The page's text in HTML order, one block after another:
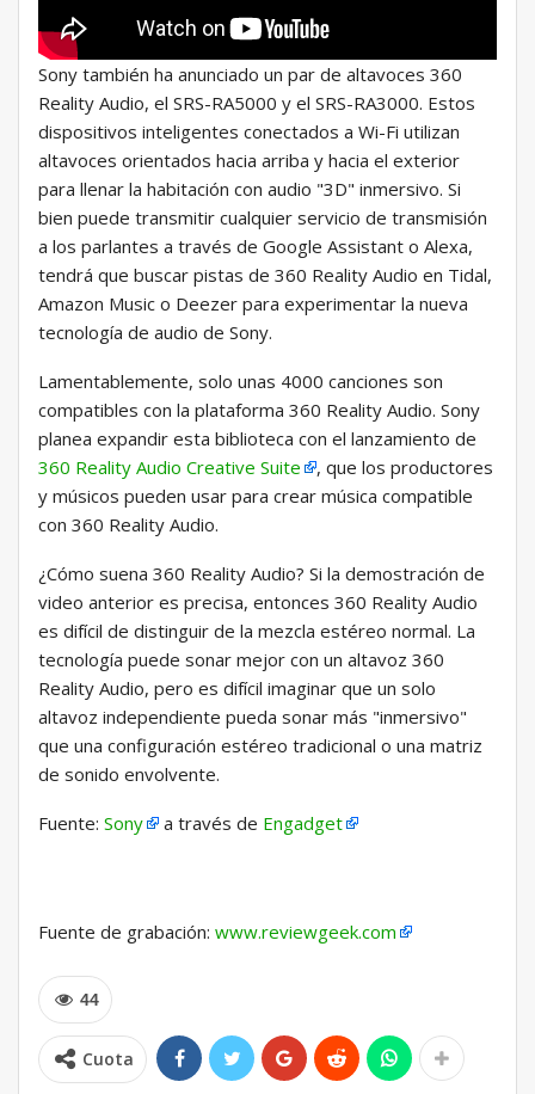
Sony también ha anunciado un par de altavoces 360
Reality Audio, el SRS-RA5000 y el SRS-RA3000. Estos
dispositivos inteligentes conectados a Wi-Fi utilizan
altavoces orientados hacia arriba y hacia el exterior
para llenar la habitación con audio "3D" inmersivo. Si
bien puede transmitir cualquier servicio de transmisión
a los parlantes a través de Google Assistant o Alexa,
tendrá que buscar pistas de 360 ​​Reality Audio en Tidal,
Amazon Music o Deezer para experimentar la nueva
tecnología de audio de Sony.
Lamentablemente, solo unas 4000 canciones son
compatibles con la plataforma 360 Reality Audio. Sony
planea expandir esta biblioteca con el lanzamiento de
360 ​​Reality Audio Creative Suite
, que los productores
y músicos pueden usar para crear música compatible
con 360 Reality Audio.
¿Cómo suena 360 Reality Audio? Si la demostración de
video anterior es precisa, entonces 360 Reality Audio
es difícil de distinguir de la mezcla estéreo normal. La
tecnología puede sonar mejor con un altavoz 360
Reality Audio, pero es difícil imaginar que un solo
altavoz independiente pueda sonar más "inmersivo"
que una configuración estéreo tradicional o una matriz
de sonido envolvente.
Fuente: Sony a través de Engadget
Fuente de grabación: www.reviewgeek.com
44
Cuota